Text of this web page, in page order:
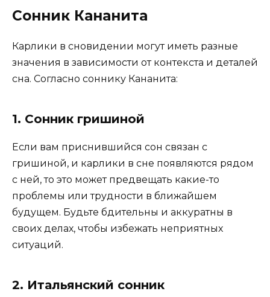
Сонник Кананита
Карлики в сновидении могут иметь разные
значения в зависимости от контекста и деталей
сна. Согласно соннику Кананита:
1. Сонник гришиной
Если вам приснившийся сон связан с
гришиной, и карлики в сне появляются рядом
с ней, то это может предвещать какие-то
проблемы или трудности в ближайшем
будущем. Будьте бдительны и аккуратны в
своих делах, чтобы избежать неприятных
ситуаций.
2. Итальянский сонник